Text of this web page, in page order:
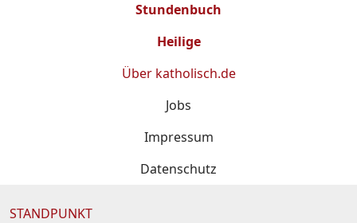
Stundenbuch
Heilige
Über katholisch.de
Jobs
Impressum
Datenschutz
STANDPUNKT